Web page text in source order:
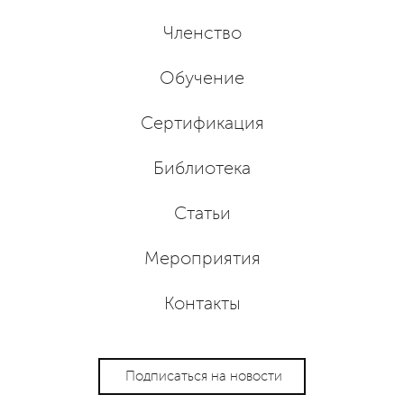
Членство
Обучение
Сертификация
Библиотека
Статьи
Мероприятия
Контакты
Подписаться на новости